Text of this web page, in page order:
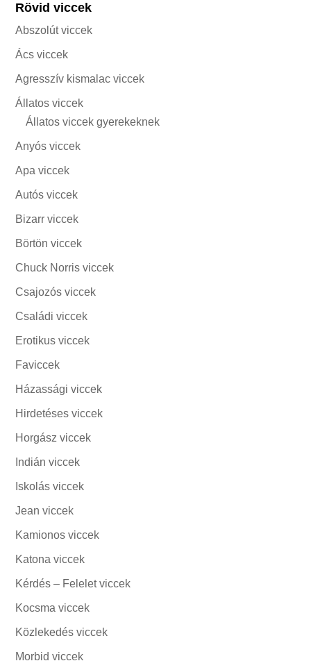
Rövid viccek
Abszolút viccek
Ács viccek
Agresszív kismalac viccek
Állatos viccek
Állatos viccek gyerekeknek
Anyós viccek
Apa viccek
Autós viccek
Bizarr viccek
Börtön viccek
Chuck Norris viccek
Csajozós viccek
Családi viccek
Erotikus viccek
Faviccek
Házassági viccek
Hirdetéses viccek
Horgász viccek
Indián viccek
Iskolás viccek
Jean viccek
Kamionos viccek
Katona viccek
Kérdés – Felelet viccek
Kocsma viccek
Közlekedés viccek
Morbid viccek